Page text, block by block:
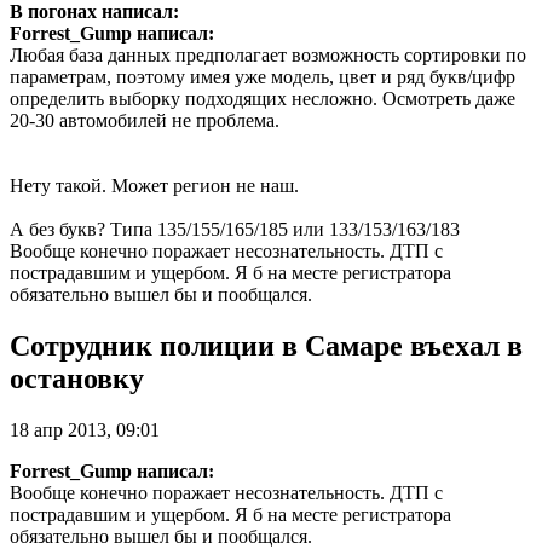
В погонах написал:
Forrest_Gump написал:
Любая база данных предполагает возможность сортировки по
параметрам, поэтому имея уже модель, цвет и ряд букв/цифр
определить выборку подходящих несложно. Осмотреть даже
20-30 автомобилей не проблема.
Нету такой. Может регион не наш.
А без букв? Типа 135/155/165/185 или 133/153/163/183
Вообще конечно поражает несознательность. ДТП с
пострадавшим и ущербом. Я б на месте регистратора
обязательно вышел бы и пообщался.
Сотрудник полиции в Самаре въехал в
остановку
18 апр 2013, 09:01
Forrest_Gump написал:
Вообще конечно поражает несознательность. ДТП с
пострадавшим и ущербом. Я б на месте регистратора
обязательно вышел бы и пообщался.